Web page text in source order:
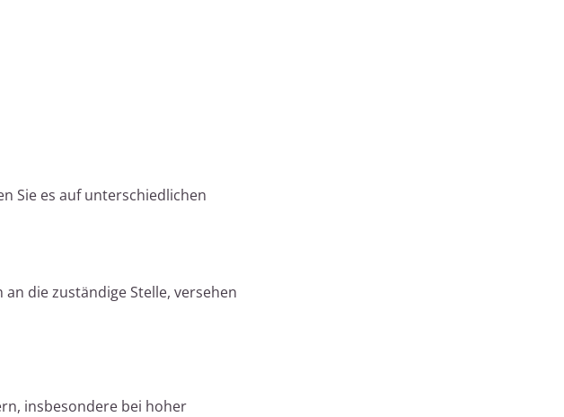
Sie es auf unterschiedlichen
die zuständige Stelle, versehen
insbesondere bei hoher